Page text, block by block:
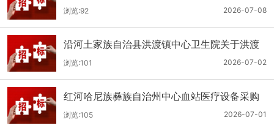
（双盲+远程异地+分散）
2026-07-08
浏览:92
沿河土家族自治县洪渡镇中心卫生院关于洪渡
镇中心卫生院县域医疗次中心医疗设备采购项
目的公开招标公告
2026-07-02
浏览:101
红河哈尼族彝族自治州中心血站医疗设备采购
（二次）公开招标公告
2026-07-01
浏览:105